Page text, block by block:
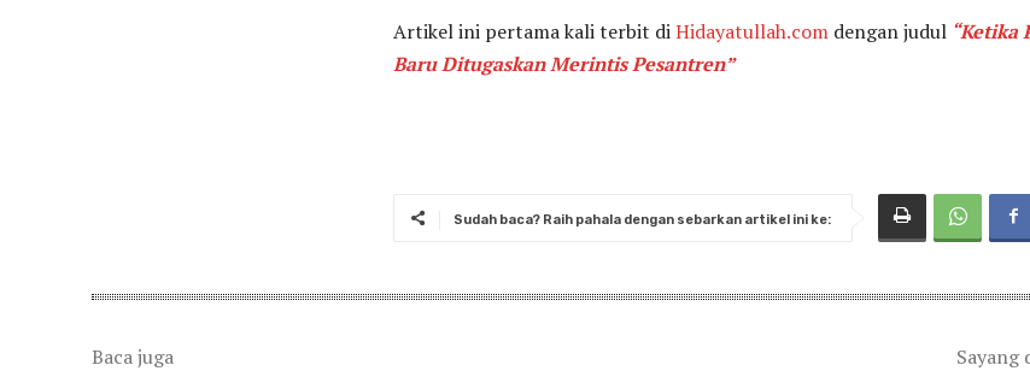
Artikel ini pertama kali terbit diHidayatullah.com dengan judul “Ketika
Baru Ditugaskan Merintis Pesantren”
Sudah baca? Raih pahala dengan sebarkan artikel ini ke:
Baca juga
Sayang